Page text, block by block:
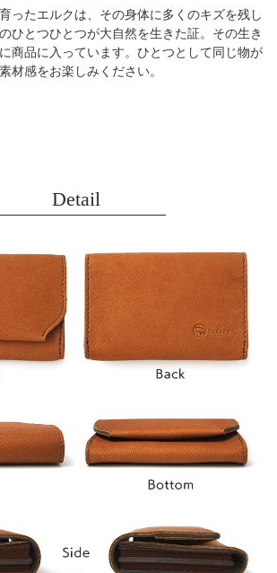
ったエルクは、その身体に多くのキズを残し
ひとつひとつが大自然を生きた証。その生き
商品に入っています。ひとつとして同じ物が
材感をお楽しみください。
Detail